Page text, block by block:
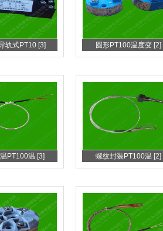
轨式PT10 [3] 圆形PT100温度变 [2]
PT100温 [3] 螺纹封装PT100温 [2]